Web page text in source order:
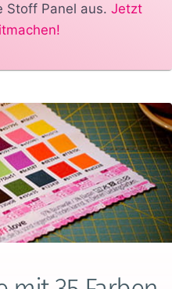
Stoff Panel aus. Jetzt